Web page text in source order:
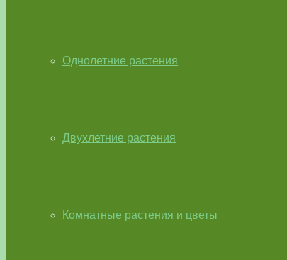
Однолетние растения
Двухлетние растения
Комнатные растения и цветы